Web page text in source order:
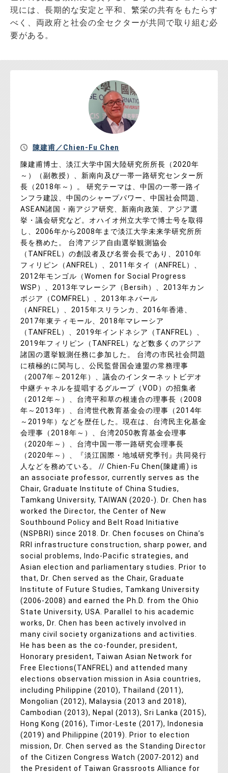
現には、長期的な安定と平和、繁栄の共有をもたらす
べく、両政府と社会の全セクターが共同で取り組む必
要がある。
陳建甫／Chien-Fu Chen
陳建甫博士、淡江大学中国大陸研究所所長（2020年
～）（副教授）、新南向及び一帯一路研究センター所
長（2018年～）。 研究テーマは、中国の一帯一路イ
ンフラ建設、中国のシャープパワー、中国社会問題、
ASEAN諸国・南アジア研究、新南向政策、アジア選
挙・議会研究など。オハイオ州立大学で博士号を取得
し、2006年から2008年まで淡江大学未来学研究所所
長を務めた。 台湾アジア自由選挙観測協会
（TANFREL）の創設者及び名誉会長であり、2010年
フィリピン（ANFREL）、2011年タイ（ANFREL）、
2012年モンゴル（Women for Social Progress
WSP）、2013年マレーシア（Bersih）、2013年カン
ボジア（COMFREL）、2013年ネパール
（ANFREL）、2015年スリランカ、2016年香港、
2017年東ティモール、2018年マレーシア
（TANFREL）、2019年インドネシア（TANFREL）、
2019年フィリピン（TANFREL）など数多くのアジア
諸国の選挙観測任務に参加した。 台湾の市民社会問題
に積極的に関与し、公民監督国会連盟の常務理事
（2007年～2012年）、議会のインターネットビデオ
中継チャネルを提唱するグループ（VOD）の招集者
（2012年～）、台湾平和草の根連合の理事長（2008
年～2013年）、台湾世代教育基金会の理事（2014年
～2019年）などを歴任した。現在は、台湾民主化基金
会理事（2018年～）、台湾2050教育基金会理事
（2020年～）、台湾中国一帯一路研究会理事長
（2020年～）、『淡江国際・地域研究季刊』共同発行
人などを務めている。 // Chien-Fu Chen(陳建甫) is
an associate professor, currently serves as the
Chair, Graduate Institute of China Studies,
Tamkang University, TAIWAN (2020-). Dr. Chen has
worked the Director, the Center of New
Southbound Policy and Belt Road Initiative
(NSPBRI) since 2018. Dr. Chen focuses on China’s
RRI infrastructure construction, sharp power, and
social problems, Indo-Pacific strategies, and
Asian election and parliamentary studies. Prior to
that, Dr. Chen served as the Chair, Graduate
Institute of Future Studies, Tamkang University
(2006-2008) and earned the Ph.D. from the Ohio
State University, USA. Parallel to his academic
works, Dr. Chen has been actively involved in
many civil society organizations and activities.
He has been as the co-founder, president,
Honorary president, Taiwan Asian Network for
Free Elections(TANFREL) and attended many
elections observation mission in Asia countries,
including Philippine (2010), Thailand (2011),
Mongolian (2012), Malaysia (2013 and 2018),
Cambodian (2013), Nepal (2013), Sri Lanka (2015),
Hong Kong (2016), Timor-Leste (2017), Indonesia
(2019) and Philippine (2019). Prior to election
mission, Dr. Chen served as the Standing Director
of the Citizen Congress Watch (2007-2012) and
the President of Taiwan Grassroots Alliance for